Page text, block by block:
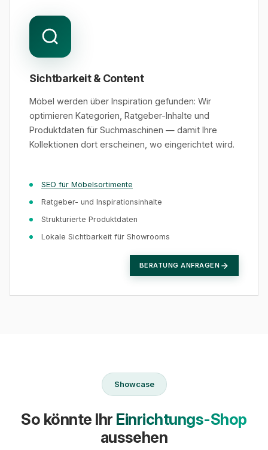
Sichtbarkeit & Content
Möbel werden über Inspiration gefunden: Wir
optimieren Kategorien, Ratgeber-Inhalte und
Produktdaten für Suchmaschinen — damit Ihre
Kollektionen dort erscheinen, wo eingerichtet wird.
SEO für Möbelsortimente
Ratgeber- und Inspirationsinhalte
Strukturierte Produktdaten
Lokale Sichtbarkeit für Showrooms
BERATUNG ANFRAGEN
Showcase
So könnte Ihr Einrichtungs-Shop
aussehen